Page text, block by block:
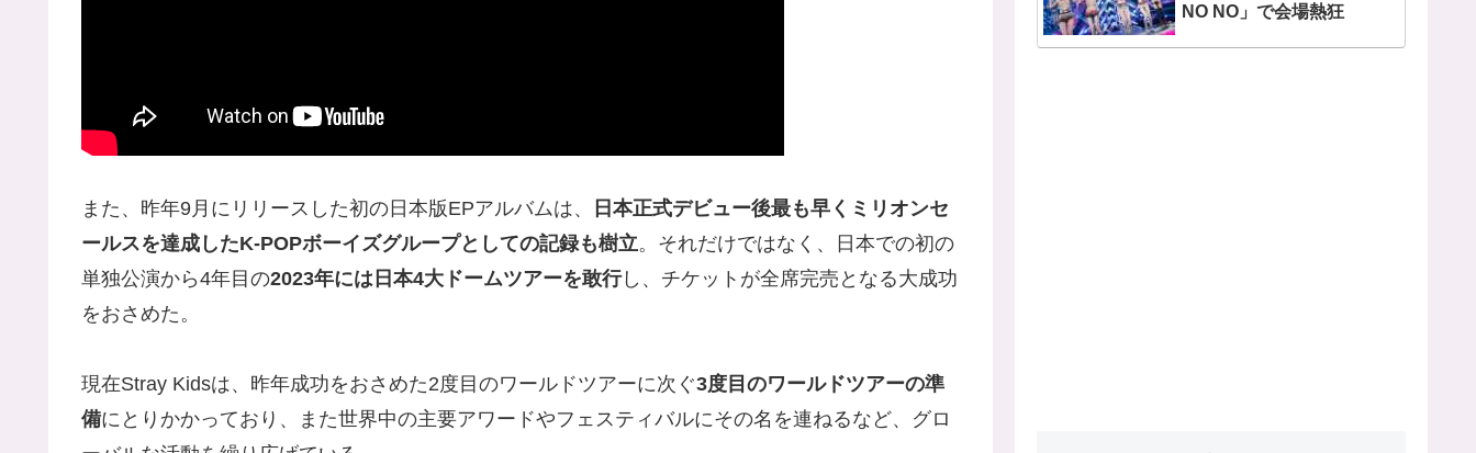
また、昨年9月にリリースした初の日本版EPアルバムは、
日本正式デビュー後最も早くミリオンセ
ールスを達成したK-POPボーイズグループとしての記録も樹立。それだけではなく、日本での初の
単独公演から4年目の2023年には日本4大ドームツアーを敢行し、チケットが全席完売となる大成功
をおさめた。
現在Stray Kidsは、昨年成功をおさめた2度目のワールドツアーに次ぐ3度目のワールドツアーの準
備にとりかかっており、また世界中の主要アワードやフェスティバルにその名を連ねるなど、グロ
NO NO」で会場熱狂